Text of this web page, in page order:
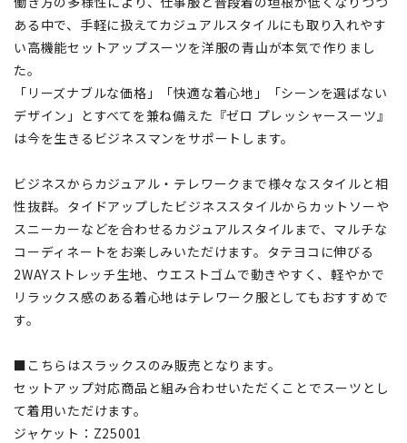
ある中で、手軽に扱えてカジュアルスタイルにも取り入れやす
い高機能セットアップスーツを洋服の青山が本気で作りまし
た。
「リーズナブルな価格」「快適な着心地」「シーンを選ばない
デザイン」とすべてを兼ね備えた『ゼロ プレッシャースーツ』
は今を生きるビジネスマンをサポートします。
ビジネスからカジュアル・テレワークまで様々なスタイルと相
性抜群。タイドアップしたビジネススタイルからカットソーや
スニーカーなどを合わせるカジュアルスタイルまで、マルチな
コーディネートをお楽しみいただけます。タテヨコに伸びる
2WAYストレッチ生地、ウエストゴムで動きやすく、軽やかで
リラックス感のある着心地はテレワーク服としてもおすすめで
す。
■こちらはスラックスのみ販売となります。
セットアップ対応商品と組み合わせいただくことでスーツとし
て着用いただけます。
ジャケット：Z25001